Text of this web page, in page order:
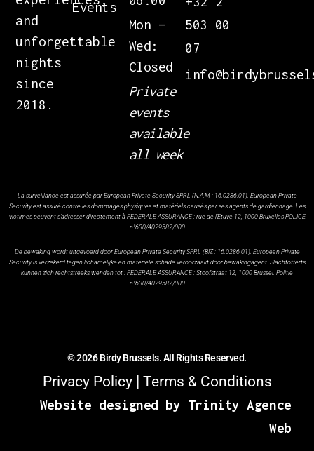
and
unforgettable
nights
since
2018.
Events
Mon –
Wed:
Closed
Private
events
available
all week
503 00
07
La surveillance est assurée par European Private Security SPRL (N.A.M : 16.0286.01). European Private
Security est assuré contre les dommages physiques et matériels causés par ses agents de gardiennage. Les
victimes peuvent s'adresser directement à FEDERALE ASSURANCE : rue de l'Etuve 12, 1000 Bruxelles POLICE
n°630/4029582/000
De bewaking wordt uitgevoerd door European Private Security SPRL (BIZ : 16.0286.01). European Private
Security is verzekerd tegen lichamelijke en materiele schade veroorzaakt door bewakingagent. Slachtofferts
kunnen zich rechtstreeks wenden tot : FEDERALE ASSURANCE : Stoofstraat 12, 1000 Brussel. Politie
n°630/4029582/000
© 2026 Birdy Brussels. All Rights Reserved.
Privacy Policy| Terms & Conditions
Website designed by Trinity Agence
Web